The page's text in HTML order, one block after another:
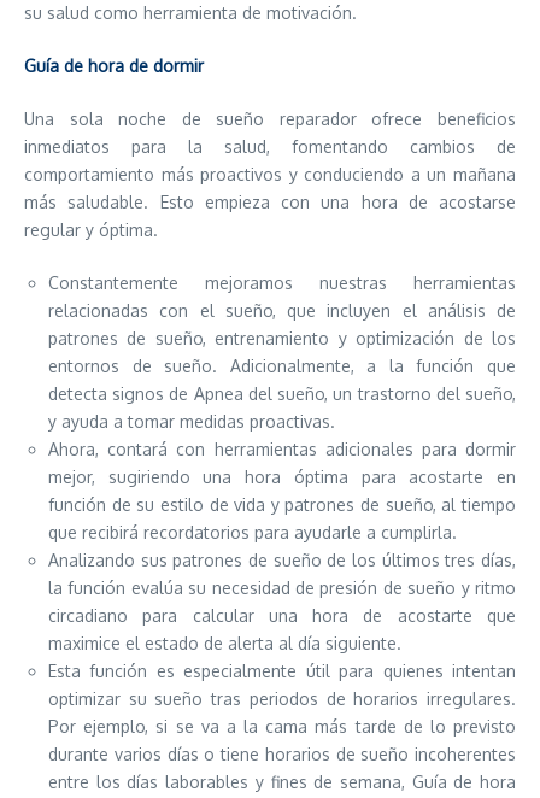
su salud como herramienta de motivación.
Guía de hora de dormir
Una sola noche de sueño reparador ofrece beneficios
inmediatos para la salud, fomentando cambios de
comportamiento más proactivos y conduciendo a un mañana
más saludable. Esto empieza con una hora de acostarse
regular y óptima.
Constantemente mejoramos nuestras herramientas
relacionadas con el sueño, que incluyen el análisis de
patrones de sueño, entrenamiento y optimización de los
entornos de sueño. Adicionalmente, a la función que
detecta signos de Apnea del sueño, un trastorno del sueño,
y ayuda a tomar medidas proactivas.
Ahora, contará con herramientas adicionales para dormir
mejor, sugiriendo una hora óptima para acostarte en
función de su estilo de vida y patrones de sueño, al tiempo
que recibirá recordatorios para ayudarle a cumplirla.
Analizando sus patrones de sueño de los últimos tres días,
la función evalúa su necesidad de presión de sueño y ritmo
circadiano para calcular una hora de acostarte que
maximice el estado de alerta al día siguiente.
Esta función es especialmente útil para quienes intentan
optimizar su sueño tras periodos de horarios irregulares.
Por ejemplo, si se va a la cama más tarde de lo previsto
durante varios días o tiene horarios de sueño incoherentes
entre los días laborables y fines de semana, Guía de hora